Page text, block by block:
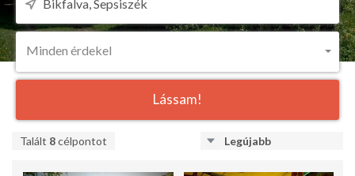
Minden érdekel
Lássam!
Talált 8célpontot Legújabb